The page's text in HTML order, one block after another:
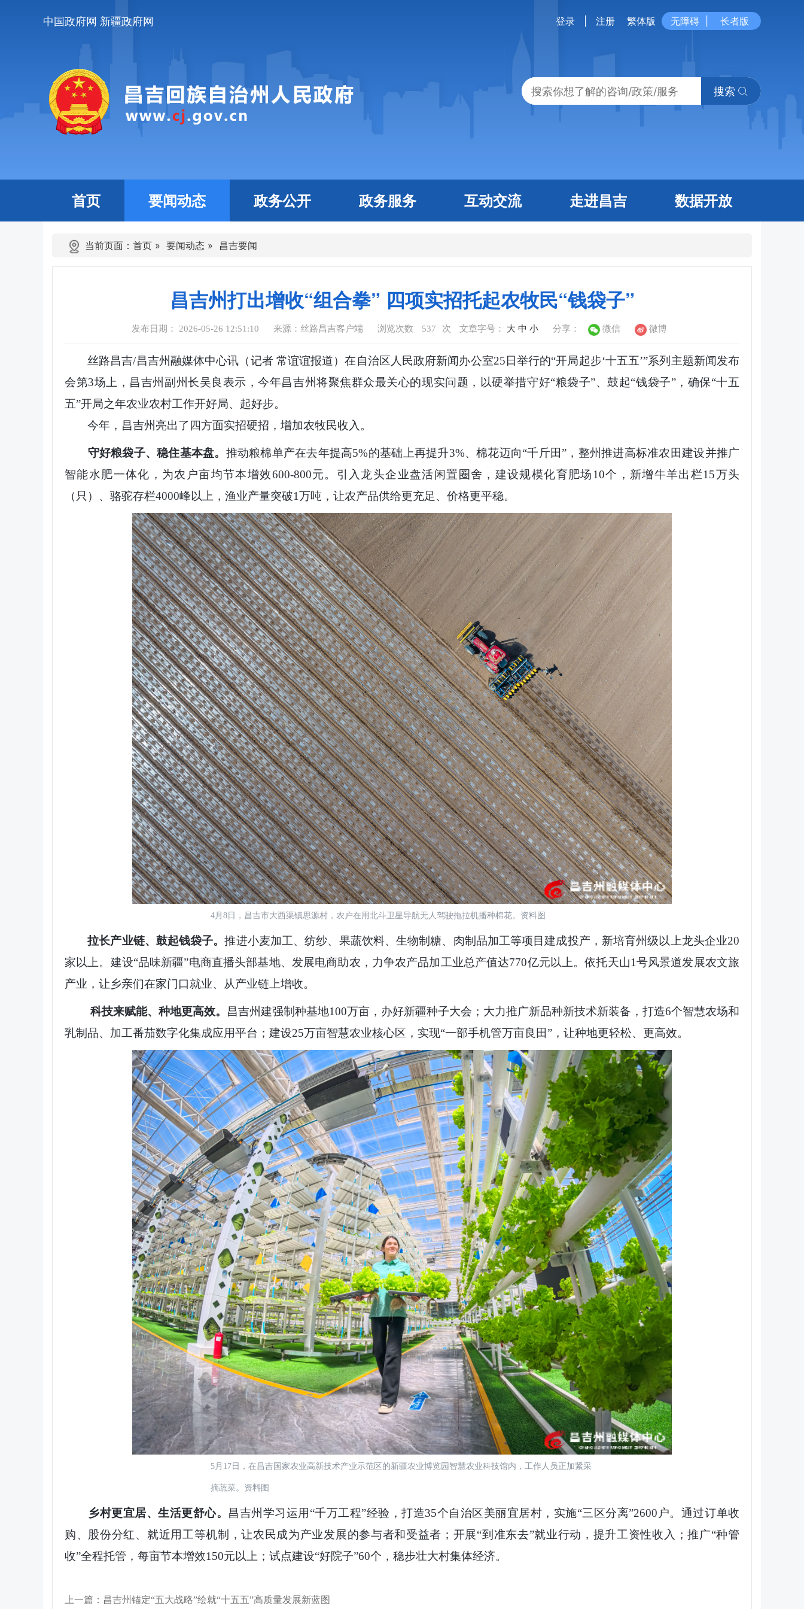
中国政府网 新疆政府网 登录 注册 繁体版 无障碍 长者版
搜索
首页 要闻动态 政务公开 政务服务 互动交流 走进昌吉 数据开放
当前页面： 首页 » 要闻动态 » 昌吉要闻
昌吉州打出增收“组合拳” 四项实招托起农牧民“钱袋子”
发布日期： 2026-05-26 12:51:10 来源：丝路昌吉客户端 浏览次数 537 次 文章字号： 大 中 小 分享： 微信 微博
丝路昌吉/昌吉州融媒体中心讯（记者 常谊谊报道）在自治区人民政府新闻办公室25日举行的“开局起步‘十五五’”系列主题新闻发布
会第3场上，昌吉州副州长吴良表示，今年昌吉州将聚焦群众最关心的现实问题，以硬举措守好“粮袋子”、鼓起“钱袋子”，确保“十五
五”开局之年农业农村工作开好局、起好步。
今年，昌吉州亮出了四方面实招硬招，增加农牧民收入。
守好粮袋子、稳住基本盘。 推动粮棉单产在去年提高5%的基础上再提升3%、棉花迈向“千斤田”，整州推进高标准农田建设并推广
智能水肥一体化，为农户亩均节本增效600-800元。引入龙头企业盘活闲置圈舍，建设规模化育肥场10个，新增牛羊出栏15万头
（只 ） 、骆驼存栏4000峰以上，渔业产量突破1万吨，让农产品供给更充足、价格更平稳。
4月8日，昌吉市大西渠镇思源村，农户在用北斗卫星导航无人驾驶拖拉机播种棉花。资料图
拉长产业链、鼓起钱袋子。推进小麦加工、纺纱、果蔬饮料、生物制糖、肉制品加工等项目建成投产，新培育州级以上龙头企业20
家以上。建设“品味新疆”电商直播头部基地、发展电商助农，力争农产品加工业总产值达770亿元以上。依托天山1号风景道发展农文旅
产业，让乡亲们在家门口就业、从产业链上增收。
科技来赋能、种地更高效。 昌吉州建强制种基地100万亩，办好新疆种子大会；大力推广新品种新技术新装备，打造6个智慧农场和
乳制品、加工番茄数字化集成应用平台；建设25万亩智慧农业核心区，实现“一部手机管万亩良田”，让种地更轻松、更高效。
5月17日，在昌吉国家农业高新技术产业示范区的新疆农业博览园智慧农业科技馆内，工作人员正加紧采
摘蔬菜。资料图
乡村更宜居、生活更舒心。 昌吉州学习运用“千万工程”经验，打造35个自治区美丽宜居村，实施“三区分离”2600户。通过订单收
购、股份分红、就近用工等机制，让农民成为产业发展的参与者和受益者；开展“到准东去”就业行动，提升工资性收入；推广“种管
收”全程托管，每亩节本增效150元以上；试点建设“好院子”60个，稳步壮大村集体经济。
上一篇：昌吉州锚定“五大战略”绘就“十五五”高质量发展新蓝图